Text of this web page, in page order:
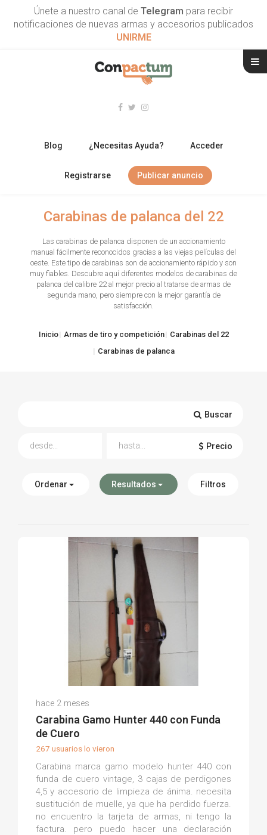
Únete a nuestro canal de Telegram para recibir
notificaciones de nuevas armas y accesorios publicados
UNIRME
Blog ¿Necesitas Ayuda? Acceder
Registrarse Publicar anuncio
ARMAS CORTAS
TIRO Y COMPETICIÓN
OTRAS ARMAS
Carabinas de palanca del 22
Las carabinas de palanca disponen de un accionamiento
manual fácilmente reconocidos gracias a las viejas películas del
oeste. Este tipo de carabinas son de accionamiento rápido y son
muy fiables. Descubre aquí diferentes modelos de carabinas de
palanca del calibre 22 al mejor precio al tratarse de armas de
segunda mano, pero siempre con la mejor garantía de
satisfacción.
Inicio Armas de tiro y competición
Carabinas del 22
Carabinas de palanca
Buscar
Precio
Ordenar Resultados Filtros
(0)
hace 2 meses
Carabina Gamo Hunter 440 con Funda
de Cuero
267 usuarios lo vieron
Carabina marca gamo modelo hunter 440 con
funda de cuero vintage, 3 cajas de perdigones
4,5 y accesorio de limpieza de ánima. necesita
sustitución de muelle, ya que ha perdido fuerza.
no encuentro la tarjeta de armas, ni tengo la
factura. pero puedo hacer una declaración